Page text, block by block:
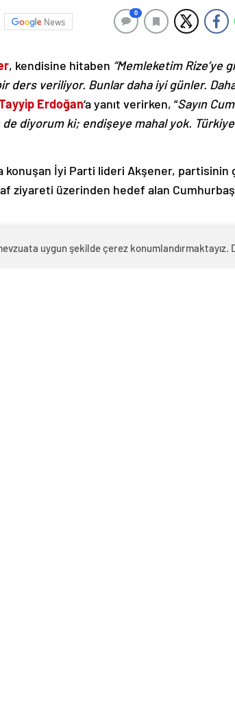
News
0
, kendisine hitaben “Memleketim Rize’ye
ders veriliyor. Bunlar daha iyi günler.
Erdoğan‘a yanıt verirken, “Sayın
diyorum ki; endişeye mahal yok.
konuşan İyi Parti lideri Akşener, partisinin
ziyareti üzerinden hedef alan
uygun şekilde çerez konumlandırmaktayız.